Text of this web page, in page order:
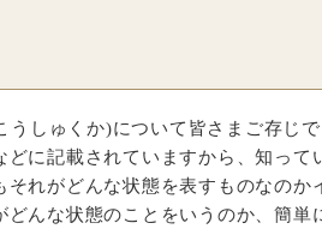
しゅくか)について皆さまご存じで
に記載されていますから、知って
れがどんな状態を表すものなの
んな状態のことをいうのか、簡単